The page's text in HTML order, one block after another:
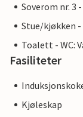
Soverom nr. 3
Stue/kjøkken -
Toalett - WC:
Fasiliteter
Kjøleskap